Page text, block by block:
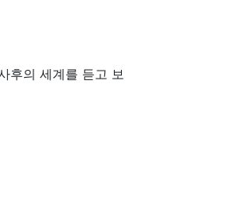
후의 세계를 듣고 보